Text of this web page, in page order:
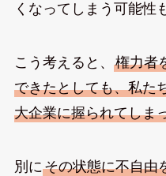
くなってしまう可能性
こう考えると、 権力者
できたとしても、私た
大企業に握られてしま
別にその状態に不自由